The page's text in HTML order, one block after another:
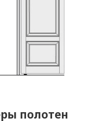
полотен